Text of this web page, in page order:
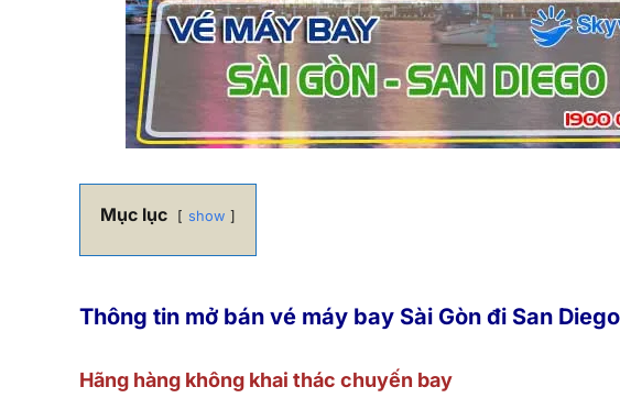
Mục lục show
Thông tin mở bán vé máy bay Sài Gòn đi San Diego
Hãng hàng không khai thác chuyến bay